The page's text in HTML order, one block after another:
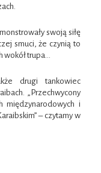
swoją siłę
smuci, że czynią to
trupa…
drugi tankowiec
„Przechwycony
międzynarodowych i
– czytamy w